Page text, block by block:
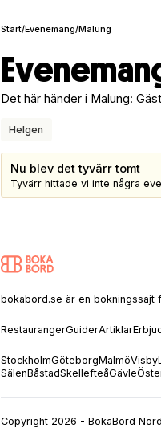
Start/Evenemang/Malung
Det här händer i Malung:
Helgen
Nu blev det tyvärr tomt
Tyvärr hittade vi inte några
bokabord.se är en bokningssajt
RestaurangerGuiderArtiklar
StockholmGöteborgMalmöVisby
SälenBåstadSkellefteåGävle
Copyright 2026 - BokaBord